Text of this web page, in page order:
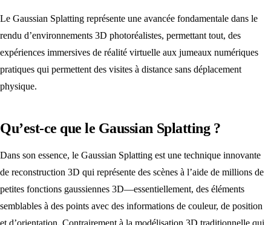
Le Gaussian Splatting représente une avancée fondamentale dans le
rendu d’environnements 3D photoréalistes, permettant tout, des
expériences immersives de réalité virtuelle aux jumeaux numériques
pratiques qui permettent des visites à distance sans déplacement
physique.
Qu’est-ce que le Gaussian Splatting ?
Dans son essence, le Gaussian Splatting est une technique innovante
de reconstruction 3D qui représente des scènes à l’aide de millions de
petites fonctions gaussiennes 3D—essentiellement, des éléments
semblables à des points avec des informations de couleur, de position
et d’orientation. Contrairement à la modélisation 3D traditionnelle qui